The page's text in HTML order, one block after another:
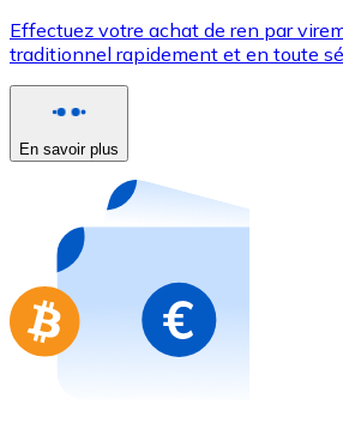
Utilisez les cartes Visa et
Acheter avec carte
Nouveau
Achetez des cartes-cadeaux
Aller à la boutique de cartes-
Effectuez votre achat de ren par
traditionnel rapidement et en toute
En savoir plus